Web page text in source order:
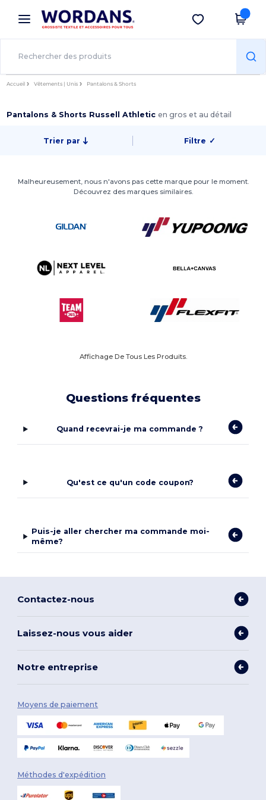
× Appli Wordans
Meilleurs prix sur l’app !
Obtenir l'appli
Accueil Vêtements | Unis Pantalons & Shorts
Pantalons & Shorts Russell Athleticen gros et au détail
Trier par Filtre ✓
Malheureusement, nous n'avons pas cette marque pour le moment.
Découvrez des marques similaires.
Affichage De Tous Les Produits.
Questions fréquentes
Quand recevrai-je ma commande ?
Qu'est ce qu'un code coupon?
Puis-je aller chercher ma commande moi-
même?
Contactez-nous
Laissez-nous vous aider
Notre entreprise
Moyens de paiement
Méthodes d'expédition